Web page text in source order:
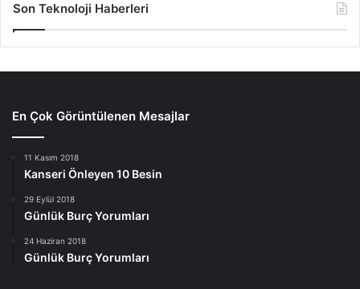
Son Teknoloji Haberleri
En Çok Görüntülenen Mesajlar
11 Kasım 2018
Kanseri Önleyen 10 Besin
29 Eylül 2018
Günlük Burç Yorumları
24 Haziran 2018
Günlük Burç Yorumları